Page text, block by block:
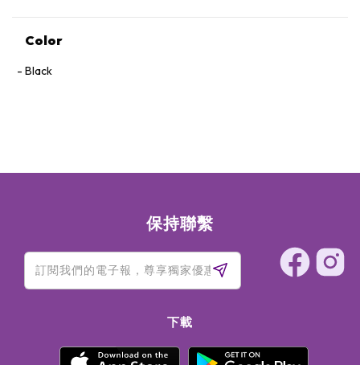
TETRASODIUM EDTA, ARGININE, CITRIC ACID, DISODIUM
[ +/- MAY CONTAIN: CI 77491, CI 77492, CI 77499/ IRON
Color
Black
保持聯繫
下載